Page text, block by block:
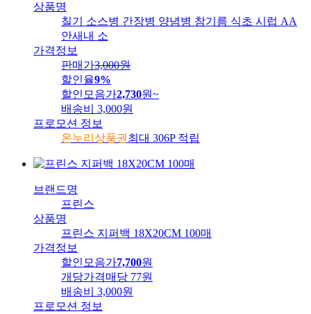
상품명
칠기 소스병 간장병 양념병 참기름 식초 시럽 AA
안새내 소
가격정보
판매가3,000원
할인율9%
할인모음가2,730원~
배송비
3,000원
프로모션 정보
온누리상품권 최대 306P 적립
브랜드명
프린스
상품명
프린스 지퍼백 18X20CM 100매
가격정보
할인모음가7,700원
개당가격매당 77원
배송비
3,000원
프로모션 정보